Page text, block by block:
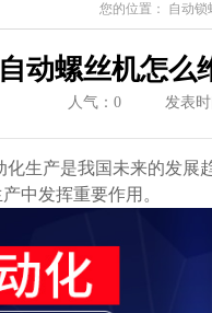
您的位置： 自动锁
自动螺丝机怎么
人气： 0 发表
化生产是我国未来的发
中发挥重要作用。